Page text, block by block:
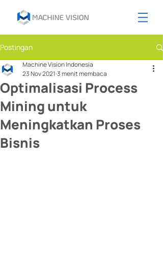
Postingan
Optimalisasi Process
Mining untuk
Meningkatkan Proses
Bisnis
Machine Vision Indonesia
23 Nov 2021 3 menit membaca